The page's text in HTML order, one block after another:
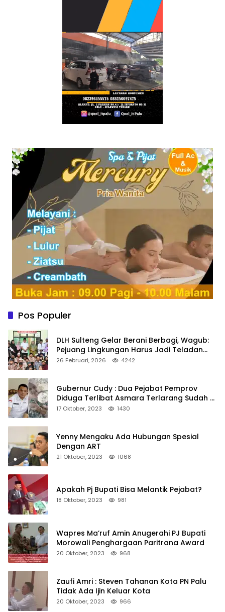
Pos Populer
DLH Sulteng Gelar Berani Berbagi, Wagub:
Pejuang Lingkungan Harus Jadi Teladan
Kepedulian
26 Februari, 2026 4242
Gubernur Cudy : Dua Pejabat Pemprov
Diduga Terlibat Asmara Terlarang Sudah di
Non Job
17 Oktober, 2023 1430
Yenny Mengaku Ada Hubungan Spesial
Dengan ART
21 Oktober, 2023 1068
Apakah Pj Bupati Bisa Melantik Pejabat?
18 Oktober, 2023 981
Wapres Ma’ruf Amin Anugerahi PJ Bupati
Morowali Penghargaan Paritrana Award
20 Oktober, 2023 968
Zaufi Amri : Steven Tahanan Kota PN Palu
Tidak Ada Ijin Keluar Kota
20 Oktober, 2023 966